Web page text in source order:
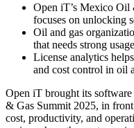
Open iT’s Mexico Oil
focuses on unlocking
Oil and gas
that needs strong
License analytics
and cost control in oil
Open iT brought its
& Gas Summit 2025, in
cost, productivity, and